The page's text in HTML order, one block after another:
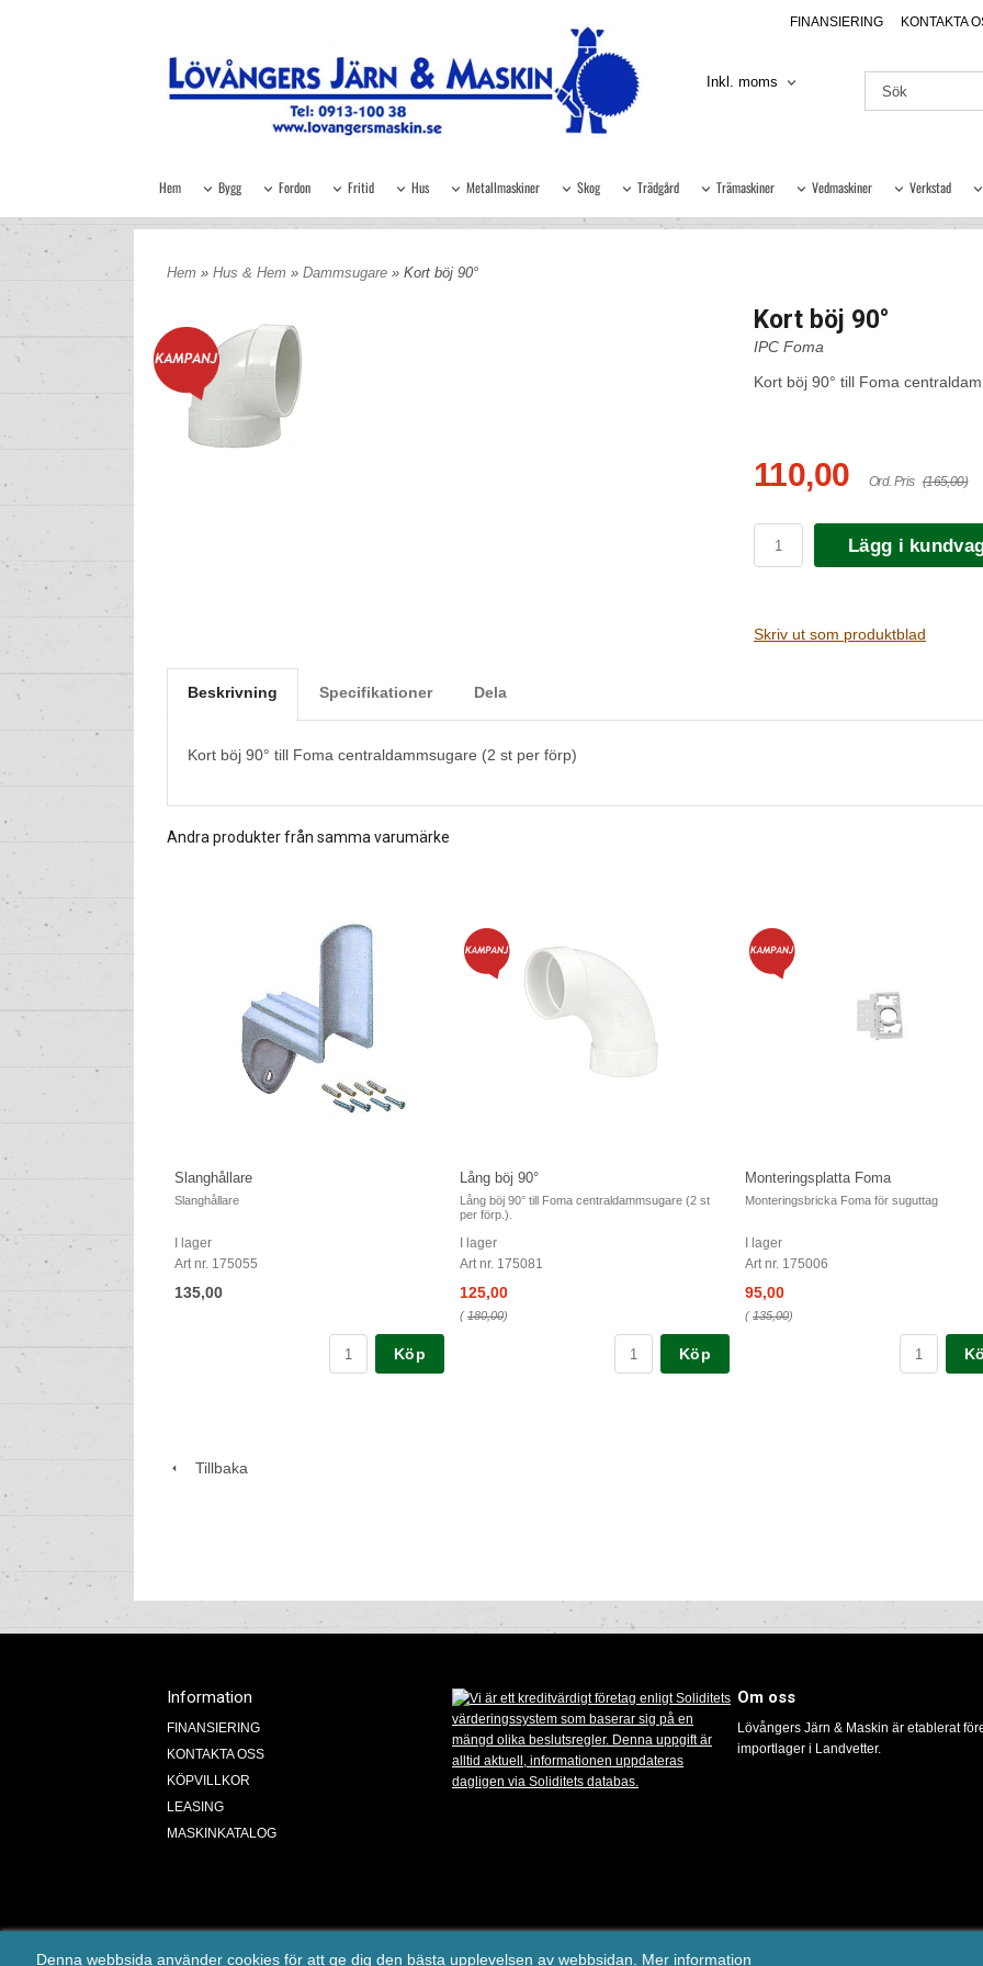
Denna webbsida använder cookies för att ge dig den bästa upplevelsen av webbsidan. Mer information
FINANSIERING KONTAKTA
Inkl. moms
Hem Bygg Fordon Fritid Hus Metallmaskiner Skog Trädgård Trämaskiner Vedmaskiner Verkstad
Hem » Hus & Hem » Dammsugare » Kort böj 90°
Kort böj 90°
IPC Foma
Kort böj 90° till Foma
110,00 Ord. Pris (165,00)
Lägg i
Skriv ut som produktblad
Beskrivning Specifikationer Dela
Kort böj 90° till Foma centraldammsugare (2 st per förp)
Andra produkter från samma varumärke
Slanghållare
Slanghållare
I lager
Art nr. 175055
135,00
Köp
Lång böj 90°
Lång böj 90° till Foma centraldammsugare (2 st
per förp.).
I lager
Art nr. 175081
125,00
(180,00)
Köp
Monteringsplatta Foma
Monteringsbricka Foma för suguttag
I lager
Art nr. 175006
95,00
(135,00)
Tillbaka
Information
FINANSIERING
KONTAKTA OSS
KÖPVILLKOR
LEASING
MASKINKATALOG
Om oss
Lövångers Järn & Maskin är etablerat
importlager i Landvetter.
Mail:info@lovangersmaskin.se/ Tel: 0913-100 38 / E-handelslösning från